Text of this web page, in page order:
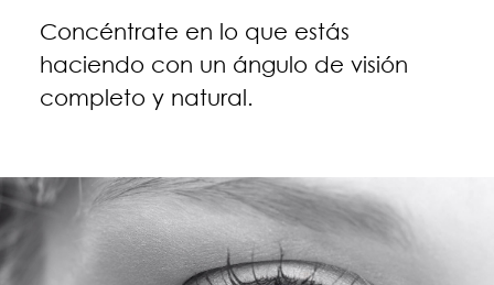
Concéntrate en lo que estás
haciendo con un ángulo de visión
completo y natural.